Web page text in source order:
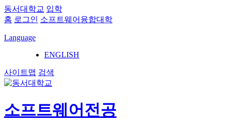
동서대학교 입학
홈 로그인 소프트웨어융합대학
Language
ENGLISH
사이트맵 검색
소프트웨어전공